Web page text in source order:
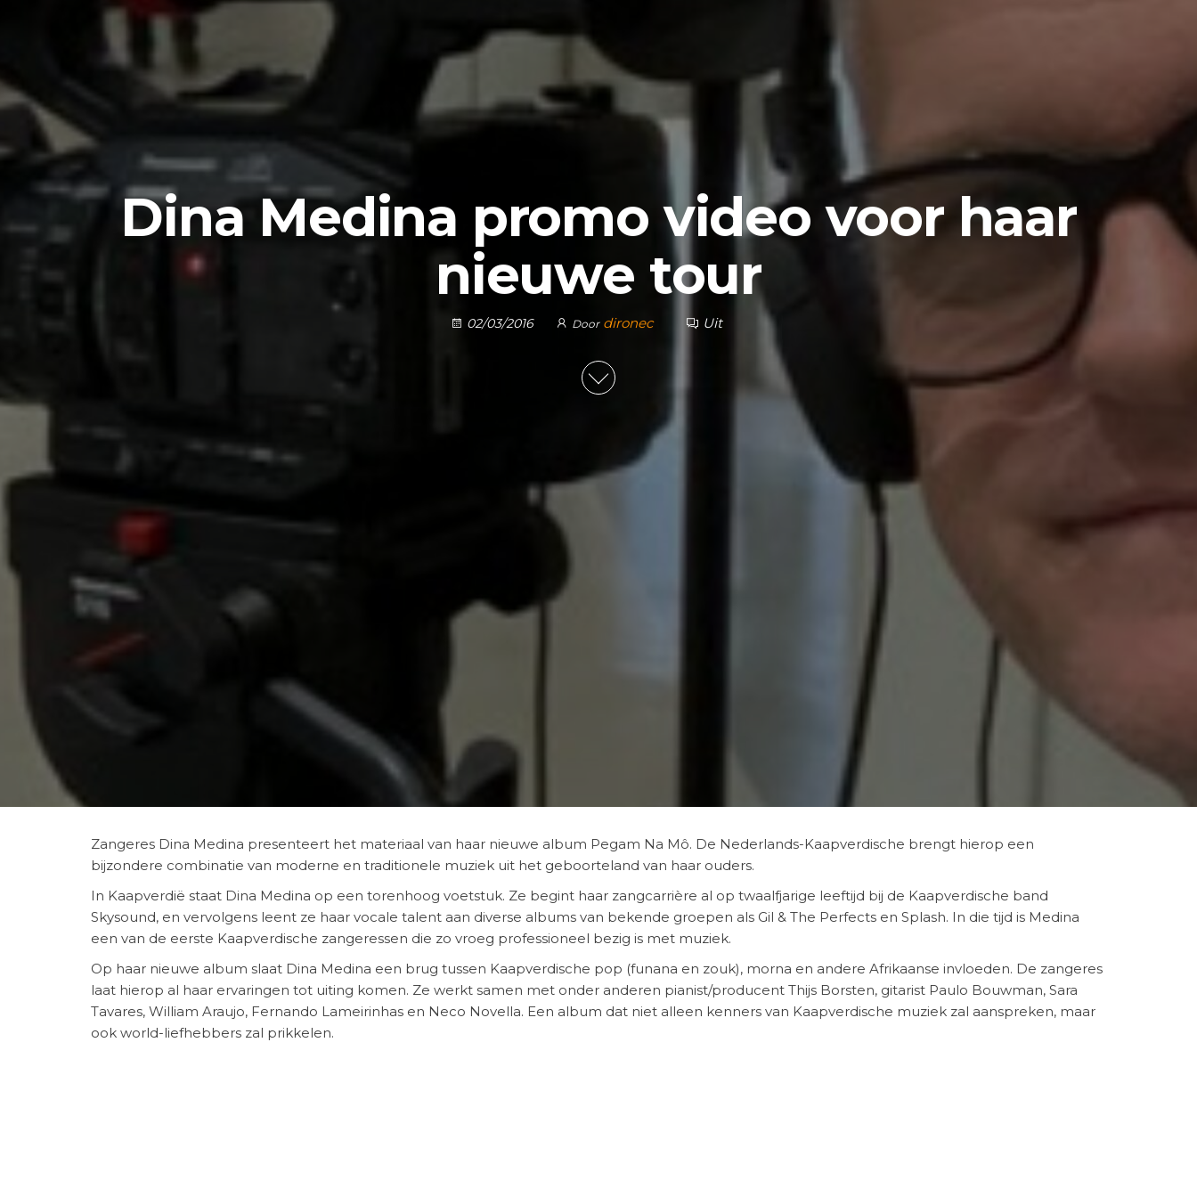
Dina Medina promo video voor haar
nieuwe tour
02/03/2016 Door dironec Uit
Zangeres Dina Medina presenteert het materiaal van haar nieuwe album Pegam Na Mô. De Nederlands-Kaapverdische brengt hierop een
bijzondere combinatie van moderne en traditionele muziek uit het geboorteland van haar ouders.
In Kaapverdië staat Dina Medina op een torenhoog voetstuk. Ze begint haar zangcarrière al op twaalfjarige leeftijd bij de Kaapverdische band
Skysound, en vervolgens leent ze haar vocale talent aan diverse albums van bekende groepen als Gil & The Perfects en Splash. In die tijd is Medina
een van de eerste Kaapverdische zangeressen die zo vroeg professioneel bezig is met muziek.
Op haar nieuwe album slaat Dina Medina een brug tussen Kaapverdische pop (funana en zouk), morna en andere Afrikaanse invloeden. De zangeres
laat hierop al haar ervaringen tot uiting komen. Ze werkt samen met onder anderen pianist/producent Thijs Borsten, gitarist Paulo Bouwman, Sara
Tavares, William Araujo, Fernando Lameirinhas en Neco Novella. Een album dat niet alleen kenners van Kaapverdische muziek zal aanspreken, maar
ook world-liefhebbers zal prikkelen.